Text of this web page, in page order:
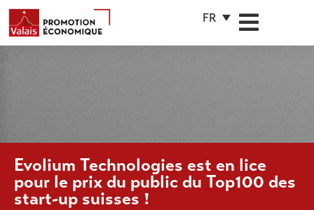
FR
Evolium Technologies est en lice
pour le prix du public du Top100 des
start-up suisses !